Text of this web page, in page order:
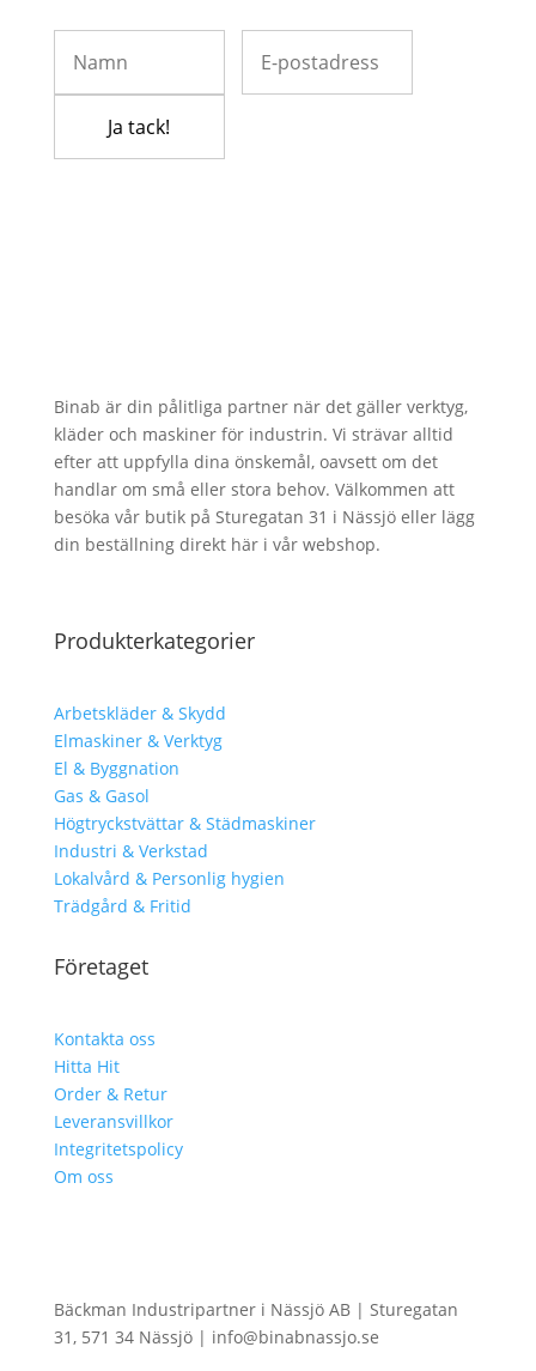
Binab är din pålitliga partner när det gäller verktyg,
kläder och maskiner för industrin. Vi strävar alltid
efter att uppfylla dina önskemål, oavsett om det
handlar om små eller stora behov. Välkommen att
besöka vår butik på Sturegatan 31 i Nässjö eller lägg
din beställning direkt här i vår webshop.
Produkterkategorier
Arbetskläder & Skydd
Elmaskiner & Verktyg
El & Byggnation
Gas & Gasol
Högtryckstvättar & Städmaskiner
Industri & Verkstad
Lokalvård & Personlig hygien
Trädgård & Fritid
Företaget
Kontakta oss
Hitta Hit
Order & Retur
Leveransvillkor
Integritetspolicy
Om oss
Bäckman Industripartner i Nässjö AB | Sturegatan
31, 571 34 Nässjö | info@binabnassjo.se